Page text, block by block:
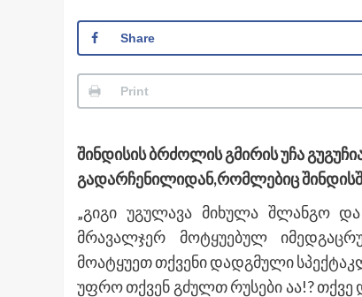
Share
Print
შინდისის ბრძოლის გმირის უჩა
გადარჩენილიდან,რომლებიც
„გიგი უგულავა მიხულა შლანგო
მრავალჯერ მოტყუებულ
მოატყუეთ თქვენი დადგმული
უფრო თქვენ გძულთ რუსები აა!?